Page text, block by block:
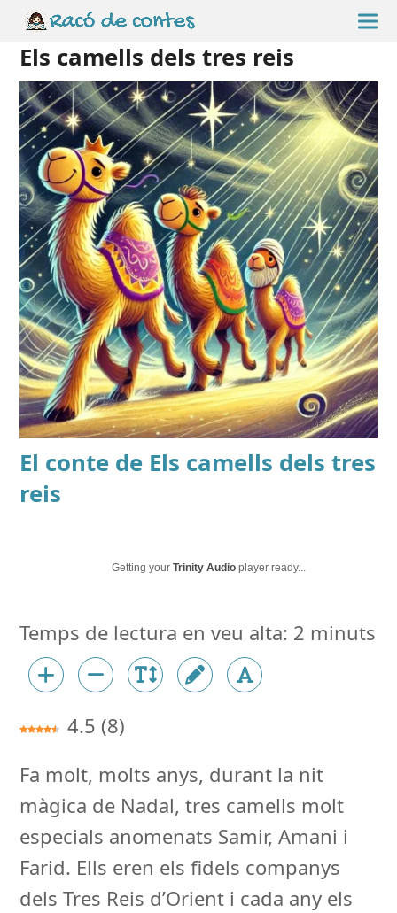
Els camells dels tres reis
El conte de Els camells dels tres
reis
Getting yourTrinity Audio player ready...
4.5 (8)
Fa molt, molts anys, durant la nit
màgica de Nadal, tres camells molt
especials anomenats Samir, Amani i
Farid. Ells eren els fidels companys
dels Tres Reis d’Orient i cada any els